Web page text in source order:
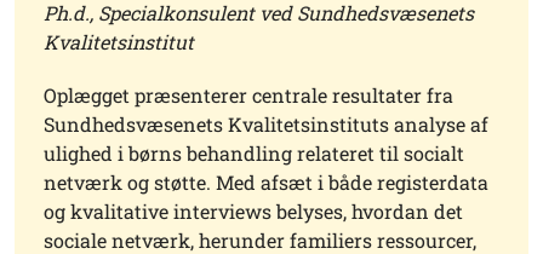
Ph.d., Specialkonsulent ved Sundhedsvæsenets
Kvalitetsinstitut
Oplægget præsenterer centrale resultater fra
Sundhedsvæsenets Kvalitetsinstituts analyse af
ulighed i børns behandling relateret til socialt
netværk og støtte. Med afsæt i både registerdata
og kvalitative interviews belyses, hvordan det
sociale netværk, herunder familiers ressourcer,